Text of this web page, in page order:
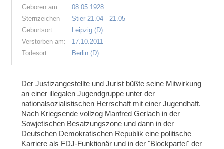
Geboren am:
08.05.1928
Sternzeichen
Stier 21.04 - 21.05
Geburtsort:
Leipzig (D).
Verstorben am:
17.10.2011
Todesort:
Berlin (D).
Der Justizangestellte und Jurist büßte seine Mitwirkung
an einer illegalen Jugendgruppe unter der
nationalsozialistischen Herrschaft mit einer Jugendhaft.
Nach Kriegsende vollzog Manfred Gerlach in der
Sowjetischen Besatzungszone und dann in der
Deutschen Demokratischen Republik eine politische
Karriere als FDJ-Funktionär und in der "Blockpartei" der